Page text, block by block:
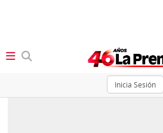
Inicia Sesión